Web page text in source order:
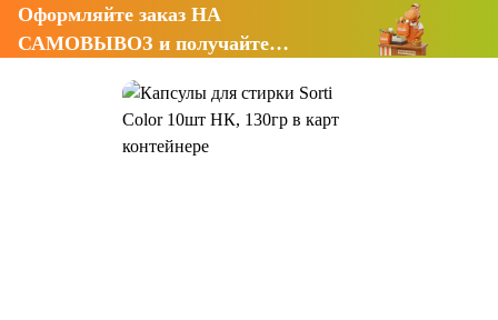
Оформляйте заказ НА
САМОВЫВОЗ и получайте